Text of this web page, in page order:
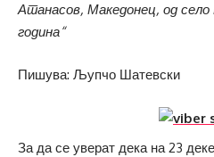
Атанасов, Македонец, од
година“
Пишува: Љупчо Шатевски
За да се уверат дека на 23